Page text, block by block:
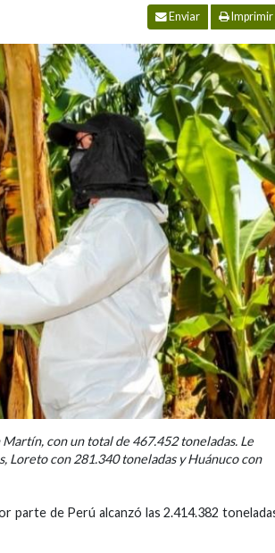
Enviar Imprimir
con un total de 467.452 toneladas. Le
Loreto con 281.340 toneladas y Huánuco con
parte de Perú alcanzó las 2.414.382